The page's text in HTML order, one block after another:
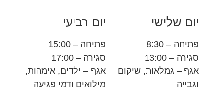
יום שלישי
פתיחה – 8:30
סגירה – 13:00
אגף – גמלאות, שיקום
וגבייה
יום רביעי
פתיחה – 15:00
סגירה – 17:00
אגף – ילדים, אימהות,
מילואים ודמי פגיעה